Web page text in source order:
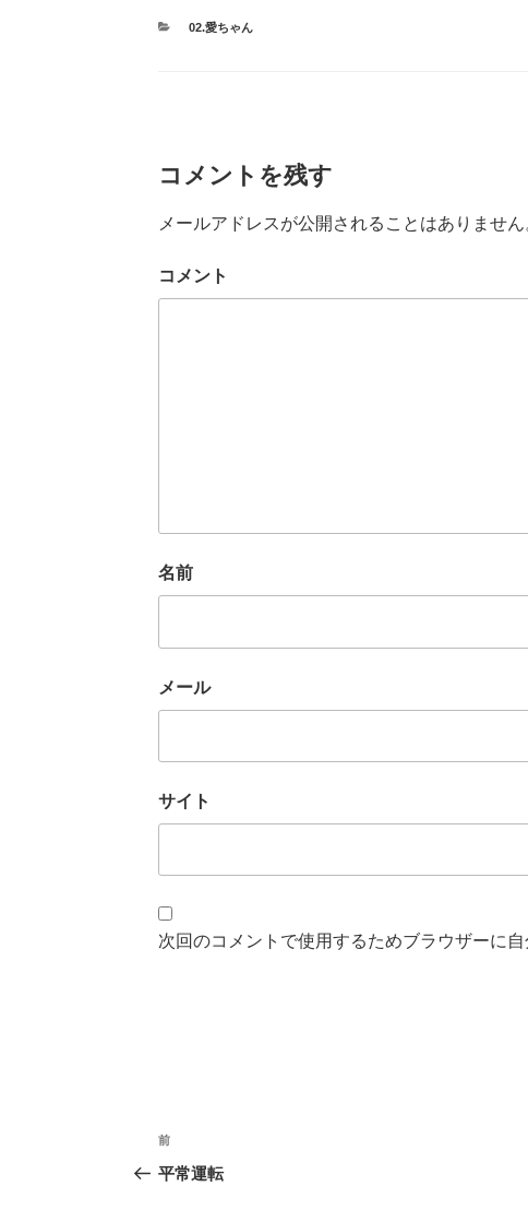
カ
02.愛ちゃん
コメントを残す
メールアドレスが公開されることはありません
コメント
名前
メール
サイト
次回のコメントで使用するためブラウザーに
投
稿
過
去
前
平常運転